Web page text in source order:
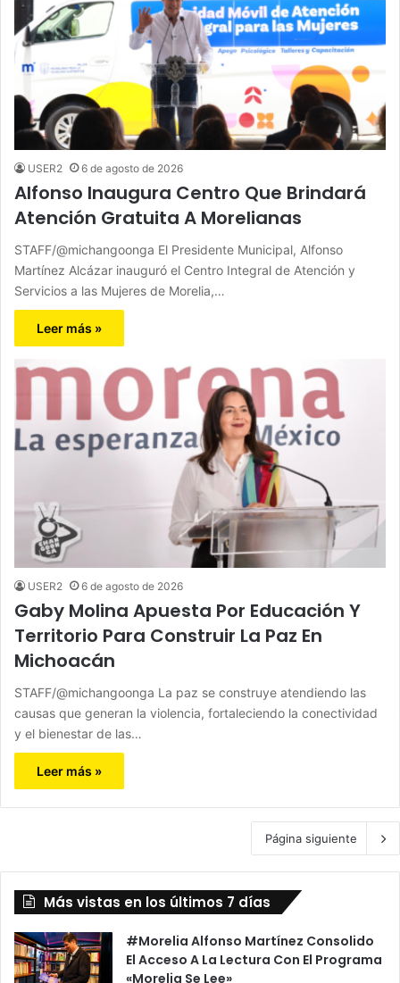
USER2 6 de agosto de 2026
Alfonso Inaugura Centro Que Brindará
Atención Gratuita A Morelianas
STAFF/@michangoonga El Presidente Municipal, Alfonso
Martínez Alcázar inauguró el Centro Integral de Atención y
Servicios a las Mujeres de Morelia,…
Leer más »
USER2 6 de agosto de 2026
Gaby Molina Apuesta Por Educación Y
Territorio Para Construir La Paz En
Michoacán
STAFF/@michangoonga La paz se construye atendiendo las
causas que generan la violencia, fortaleciendo la conectividad
y el bienestar de las…
Leer más »
Página siguiente
Más vistas en los últimos 7 días
#Morelia Alfonso Martínez Consolido
El Acceso A La Lectura Con El Programa
«Morelia Se Lee»